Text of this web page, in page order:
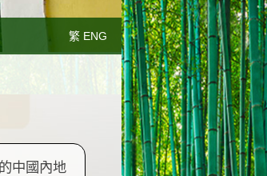
繁 ENG
中國內地